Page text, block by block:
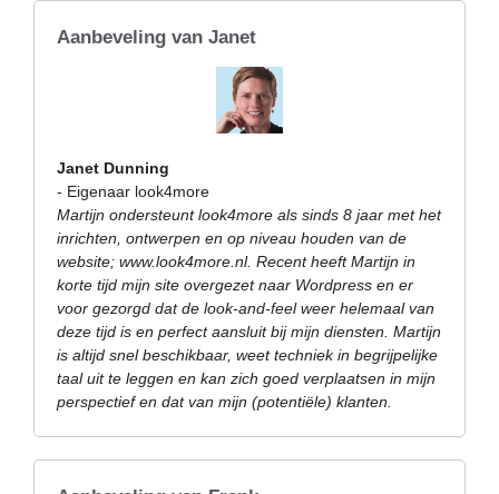
Aanbeveling van Janet
Janet Dunning
- Eigenaar look4more
Martijn ondersteunt look4more als sinds 8 jaar met het
inrichten, ontwerpen en op niveau houden van de
website; www.look4more.nl. Recent heeft Martijn in
korte tijd mijn site overgezet naar Wordpress en er
voor gezorgd dat de look-and-feel weer helemaal van
deze tijd is en perfect aansluit bij mijn diensten. Martijn
is altijd snel beschikbaar, weet techniek in begrijpelijke
taal uit te leggen en kan zich goed verplaatsen in mijn
perspectief en dat van mijn (potentiële) klanten.